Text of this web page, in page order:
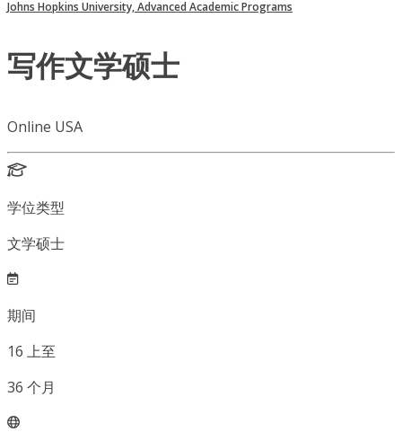
Johns Hopkins University, Advanced Academic Programs
写作文学硕士
Online USA
学位类型
文学硕士
期间
16 上至
36 个月